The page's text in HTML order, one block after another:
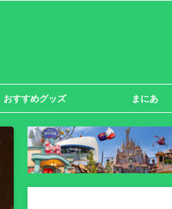
おすすめグッズ まにあ